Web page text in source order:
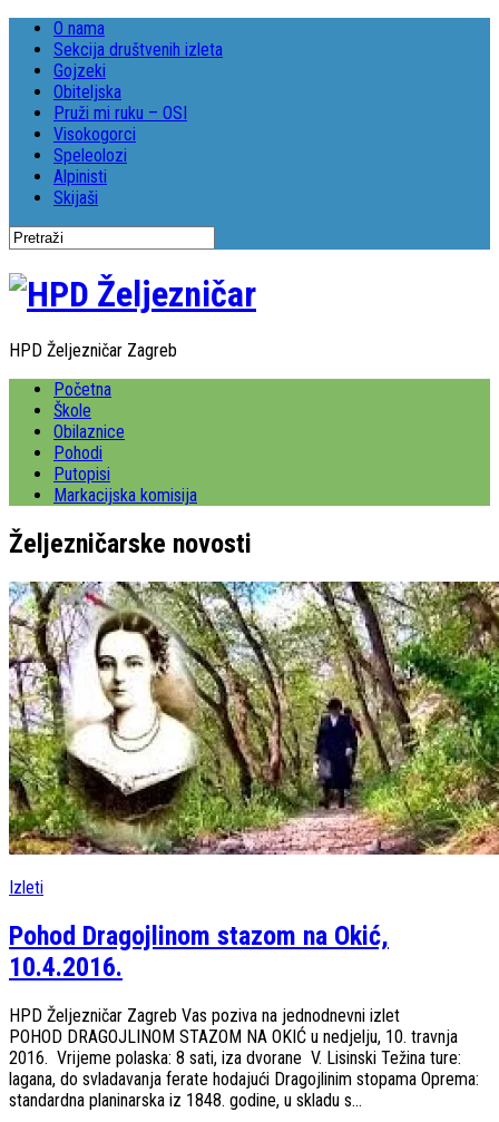
O nama
Sekcija društvenih izleta
Gojzeki
Obiteljska
Pruži mi ruku – OSI
Visokogorci
Speleolozi
Alpinisti
Skijaši
HPD Željezničar Zagreb
Početna
Škole
Obilaznice
Pohodi
Putopisi
Markacijska komisija
Željezničarske novosti
Izleti
Pohod Dragojlinom stazom na Okić,
10.4.2016.
HPD Željezničar Zagreb Vas poziva na jednodnevni izlet
POHOD DRAGOJLINOM STAZOM NA OKIĆ u nedjelju, 10. travnja
2016. Vrijeme polaska: 8 sati, iza dvorane V. Lisinski Težina ture:
lagana, do svladavanja ferate hodajući Dragojlinim stopama Oprema:
standardna planinarska iz 1848. godine, u skladu s...